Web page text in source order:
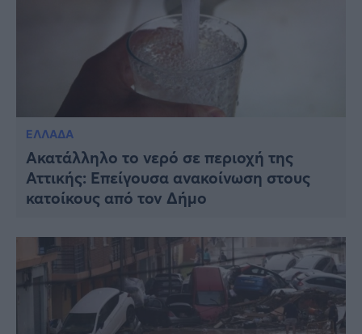
ΕΛΛΑΔΑ
Ακατάλληλο το νερό σε περιοχή της
Αττικής: Επείγουσα ανακοίνωση στους
κατοίκους από τον Δήμο